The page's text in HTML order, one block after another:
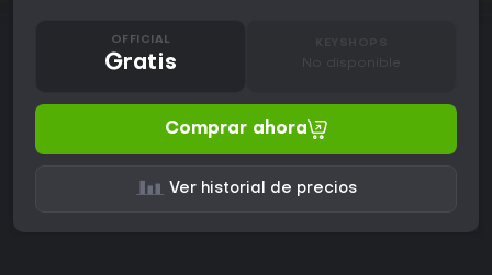
OFFICIAL
Gratis No disponible
Comprar ahora
Ver historial de precios